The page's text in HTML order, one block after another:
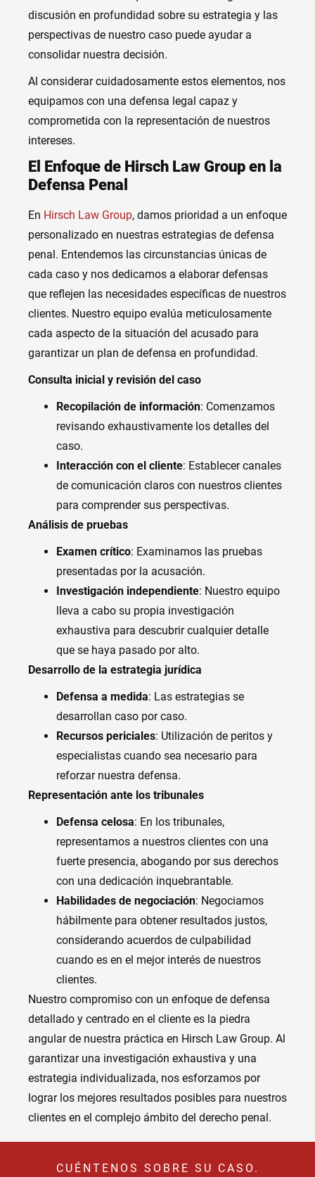
discusión en profundidad sobre su estrategia y las
perspectivas de nuestro caso puede ayudar a
consolidar nuestra decisión.
Al considerar cuidadosamente estos elementos, nos
equipamos con una defensa legal capaz y
comprometida con la representación de nuestros
intereses.
El Enfoque de Hirsch Law Group en la
Defensa Penal
En Hirsch Law Group, damos prioridad a un enfoque
personalizado en nuestras estrategias de defensa
penal. Entendemos las circunstancias únicas de
cada caso y nos dedicamos a elaborar defensas
que reflejen las necesidades específicas de nuestros
clientes. Nuestro equipo evalúa meticulosamente
cada aspecto de la situación del acusado para
garantizar un plan de defensa en profundidad.
Consulta inicial y revisión del caso
Recopilación de información: Comenzamos
revisando exhaustivamente los detalles del
caso.
Interacción con el cliente: Establecer canales
de comunicación claros con nuestros clientes
para comprender sus perspectivas.
Análisis de pruebas
Examen crítico: Examinamos las pruebas
presentadas por la acusación.
Investigación independiente: Nuestro equipo
lleva a cabo su propia investigación
exhaustiva para descubrir cualquier detalle
que se haya pasado por alto.
Desarrollo de la estrategia jurídica
Defensa a medida: Las estrategias se
desarrollan caso por caso.
Recursos periciales: Utilización de peritos y
especialistas cuando sea necesario para
reforzar nuestra defensa.
Representación ante los tribunales
Defensa celosa: En los tribunales,
representamos a nuestros clientes con una
fuerte presencia, abogando por sus derechos
con una dedicación inquebrantable.
Habilidades de negociación: Negociamos
hábilmente para obtener resultados justos,
considerando acuerdos de culpabilidad
cuando es en el mejor interés de nuestros
clientes.
Nuestro compromiso con un enfoque de defensa
detallado y centrado en el cliente es la piedra
angular de nuestra práctica en Hirsch Law Group. Al
garantizar una investigación exhaustiva y una
estrategia individualizada, nos esforzamos por
lograr los mejores resultados posibles para nuestros
clientes en el complejo ámbito del derecho penal.
CUÉNTENOS SOBRE SU CASO.